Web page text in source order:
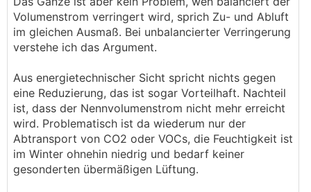
Volumenstrom verringert wird, sprich Zu- und Abluft
im gleichen Ausmaß. Bei unbalancierter Verringerung
verstehe ich das Argument.
Aus energietechnischer Sicht spricht nichts gegen
eine Reduzierung, das ist sogar Vorteilhaft. Nachteil
ist, dass der Nennvolumenstrom nicht mehr erreicht
wird. Problematisch ist da wiederum nur der
Abtransport von CO2 oder VOCs, die Feuchtigkeit ist
im Winter ohnehin niedrig und bedarf keiner
gesonderten übermäßigen Lüftung.